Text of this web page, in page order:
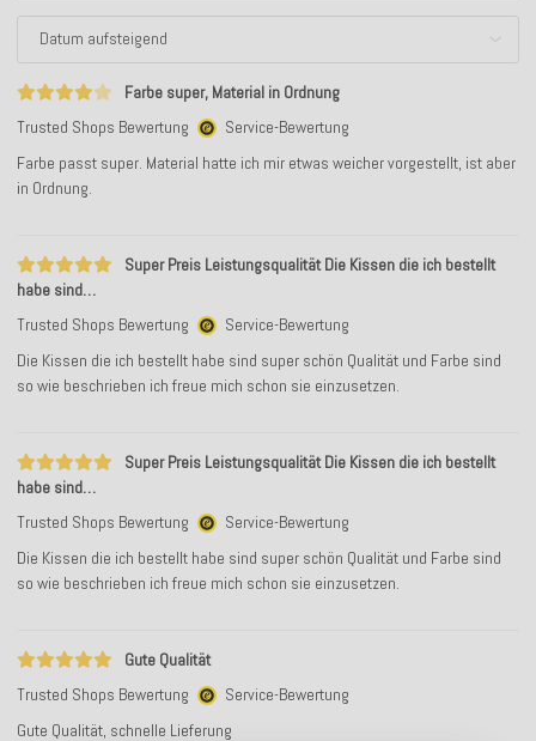
Farbe super, Material in Ordnung
Trusted Shops Bewertung
Service-Bewertung
Farbe passt super. Material hatte ich mir etwas weicher vorgestellt, ist aber
in Ordnung.
Super Preis Leistungsqualität Die Kissen die ich bestellt
habe sind…
Trusted Shops Bewertung
Service-Bewertung
Die Kissen die ich bestellt habe sind super schön Qualität und Farbe sind
so wie beschrieben ich freue mich schon sie einzusetzen.
Super Preis Leistungsqualität Die Kissen die ich bestellt
habe sind…
Trusted Shops Bewertung
Service-Bewertung
Die Kissen die ich bestellt habe sind super schön Qualität und Farbe sind
so wie beschrieben ich freue mich schon sie einzusetzen.
Gute Qualität
Trusted Shops Bewertung
Service-Bewertung
Gute Qualität, schnelle Lieferung